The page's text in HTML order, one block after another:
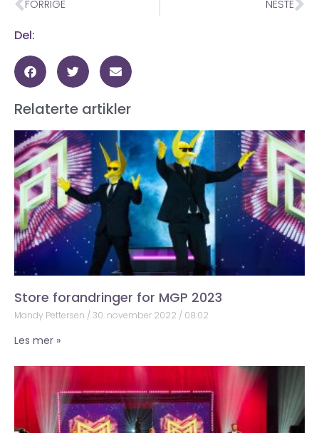
FORRIGE NESTE
Del:
Relaterte artikler
Store forandringer for MGP 2023
Mandy Pettersen 30. november 2022 08:02
Les mer »